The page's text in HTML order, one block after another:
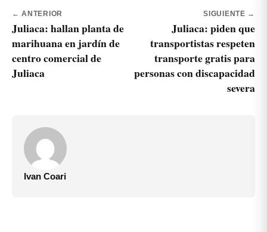
← ANTERIOR
Juliaca: hallan planta de
marihuana en jardín de
centro comercial de
Juliaca
SIGUIENTE →
Juliaca: piden que
transportistas respeten
transporte gratis para
personas con discapacidad
severa
Ivan Coari